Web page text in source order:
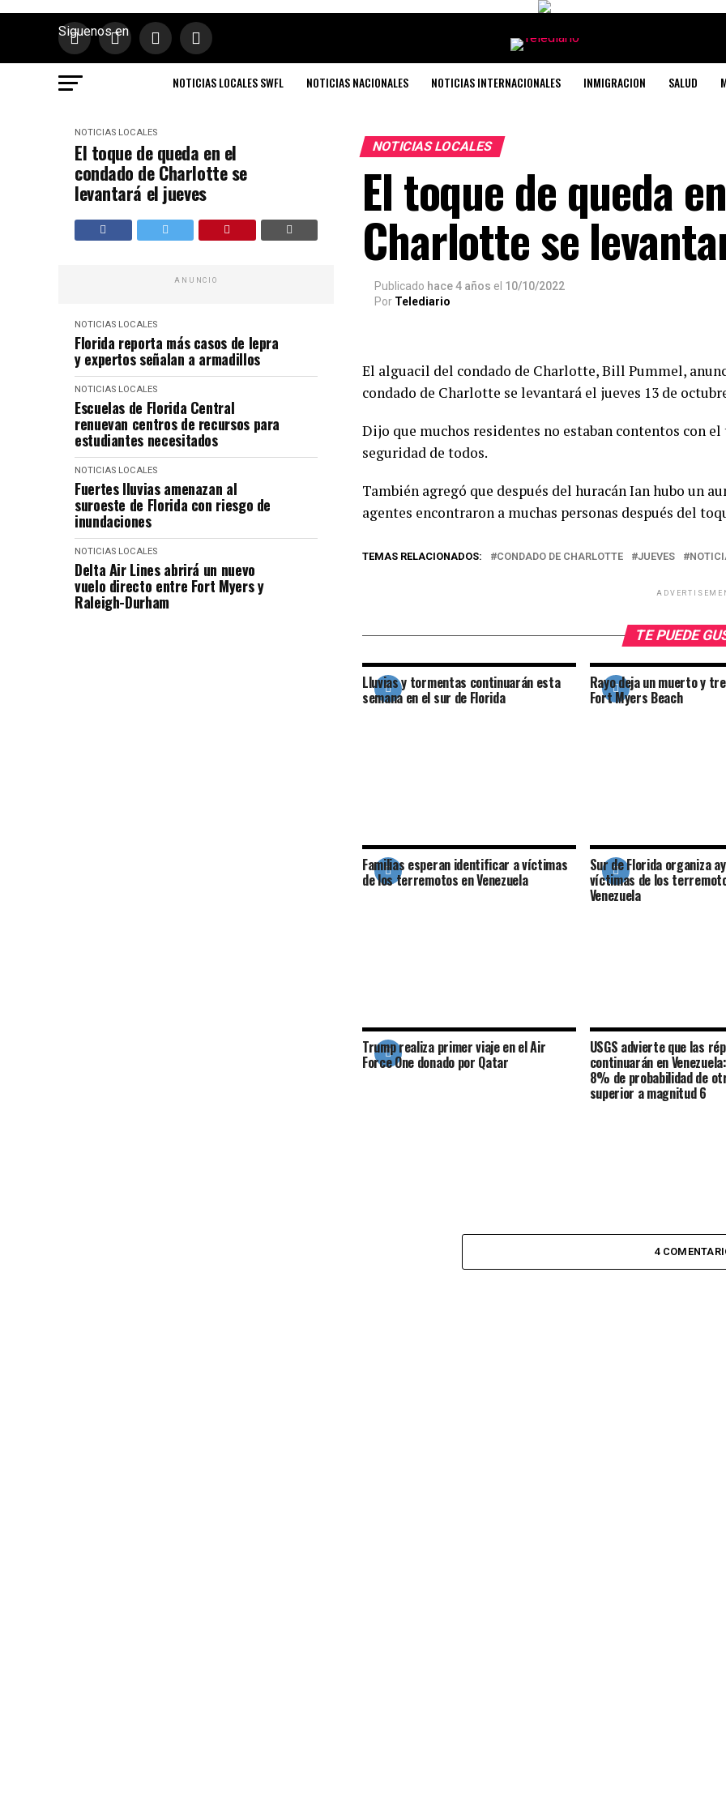
Siguenos en
NOTICIAS LOCALES SWFL NOTICIAS NACIONALES NOTICIAS INTERNACIONALES INMIGRACION SALUD
NOTICIAS LOCALES
El toque de queda en el
condado de Charlotte se
levantará el jueves
ANUNCIO
NOTICIAS LOCALES
Florida reporta más casos de lepra
y expertos señalan a armadillos
NOTICIAS LOCALES
Escuelas de Florida Central
renuevan centros de recursos para
estudiantes necesitados
NOTICIAS LOCALES
Fuertes lluvias amenazan al
suroeste de Florida con riesgo de
inundaciones
NOTICIAS LOCALES
Delta Air Lines abrirá un nuevo
vuelo directo entre Fort Myers y
Raleigh-Durham
NOTICIAS LOCALES
El toque de queda
Charlotte se
Publicado hace 4 años el 10/10/2022
Por Telediario
El alguacil del condado de Charlotte, Bill Pummel,
condado de Charlotte se levantará el jueves 13 de
Dijo que muchos residentes no estaban contentos con
seguridad de todos.
También agregó que después del huracán Ian hubo un
agentes encontraron a muchas personas después del
TEMAS RELACIONADOS: CONDADO DE CHARLOTTE JUEVES
TE PUEDE
Lluvias y tormentas continuarán esta
semana en el sur de Florida
Rayo deja un muerto y
Fort Myers Beach
Familias esperan identificar a víctimas
de los terremotos en Venezuela
Sur de Florida organiza
víctimas de los
Venezuela
Trump realiza primer viaje en el Air
Force One donado por Qatar
USGS advierte que las
continuarán en
8% de probabilidad de
superior a magnitud 6
4